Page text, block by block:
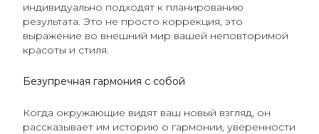
индивидуально подходят к планированию
результата. Это не просто коррекция, это
выражение во внешний мир вашей неповторимой
красоты и стиля.
Безупречная гармония с собой
Когда окружающие видят ваш новый взгляд, он
рассказывает им историю о гармонии, уверенности